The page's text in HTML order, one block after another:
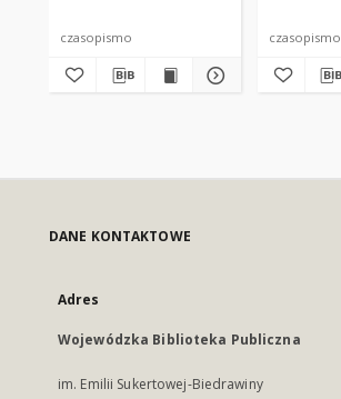
czasopismo czasopismo
DANE KONTAKTOWE
Adres
Wojewódzka Biblioteka Publiczna
im. Emilii Sukertowej-Biedrawiny